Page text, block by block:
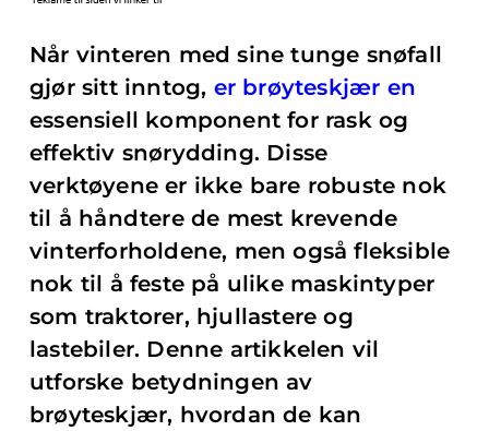
Når vinteren med sine tunge snøfall
gjør sitt inntog, er brøyteskjær en
essensiell komponent for rask og
effektiv snørydding. Disse
verktøyene er ikke bare robuste nok
til å håndtere de mest krevende
vinterforholdene, men også fleksible
nok til å feste på ulike maskintyper
som traktorer, hjullastere og
lastebiler. Denne artikkelen vil
utforske betydningen av
brøyteskjær, hvordan de kan